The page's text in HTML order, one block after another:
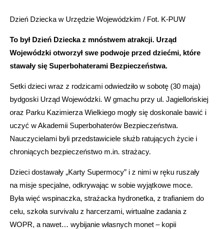
Dzień Dziecka w Urzędzie Wojewódzkim / Fot. K-PUW
To był Dzień Dziecka z mnóstwem atrakcji. Urząd
Wojewódzki otworzył swe podwoje przed dziećmi, które
stawały się Superbohaterami Bezpieczeństwa.
Setki dzieci wraz z rodzicami odwiedziło w sobotę (30 maja)
bydgoski Urząd Wojewódzki. W gmachu przy ul. Jagiellońskiej
oraz Parku Kazimierza Wielkiego mogły się doskonale bawić i
uczyć w Akademii Superbohaterów Bezpieczeństwa.
Nauczycielami byli przedstawiciele służb ratujących życie i
chroniących bezpieczeństwo m.in. strażacy.
Dzieci dostawały „Karty Supermocy” i z nimi w ręku ruszały
na misje specjalne, odkrywając w sobie wyjątkowe moce.
Była więć wspinaczka, strażacka hydronetka, z trafianiem do
celu, szkoła survivalu z harcerzami, wirtualne zadania z
WOPR, a nawet… wybijanie własnych monet – kopii